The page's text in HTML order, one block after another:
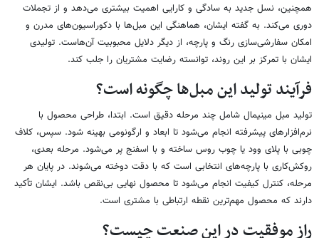
همچنین، نسل جدید به سادگی و کارایی اهمیت بیشتری می‌دهد و از تجملات
دوری می‌کند. به گفته ایشان، هماهنگی این مبل‌ها با دکوراسیون‌های مدرن و
امکان سفارشی‌سازی رنگ و پارچه، از دیگر دلایل محبوبیت آن‌هاست. تولیدی
ایشان با تمرکز بر این روند، توانسته رضایت مشتریان را جلب کند.
فرآیند تولید این مبل‌ها چگونه است؟
تولید مبل مینیمال شامل چند مرحله دقیق است. ابتدا، طراحی محصول با
نرم‌افزارهای پیشرفته انجام می‌شود تا ابعاد و ارگونومی بهینه شود. سپس، کلاف
چوبی با پلای وود یا چوب روس ساخته و با اسفنج پر می‌شود. مرحله بعدی،
روکش‌کاری با پارچه‌های انتخابی است که با دقت دوخته می‌شوند. در پایان هر
مرحله، کنترل کیفیت انجام می‌شود تا محصول نهایی بی‌نقص باشد. ایشان تأکید
دارند که محصول مهم‌ترین نقطه ارتباطی با مشتری است.
راز موفقیت در این صنعت چیست؟